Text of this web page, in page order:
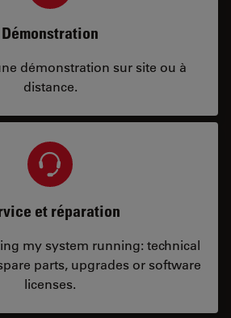
Démonstration
démonstration sur site ou à
distance.
et réparation
my system running: technical
parts, upgrades or software
licenses.